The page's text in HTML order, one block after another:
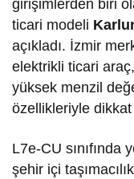
girişimlerden biri
ticari modeli
açıkladı. İzmir
elektrikli ticari
yüksek menzil
özellikleriyle
L7e-CU sınıfında
şehir içi